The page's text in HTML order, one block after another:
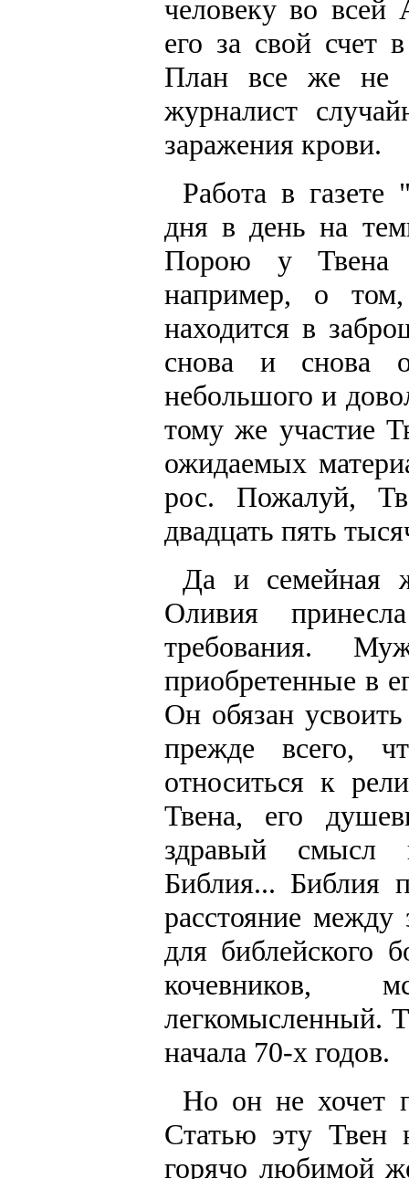
человеку во всей
его за свой
План все же не
журналист
заражения крови.
Работа в газете
дня в день на
Порою у Твена
например, о
находится в
снова и снова
небольшого и
тому же участие
ожидаемых
рос. Пожалуй,
двадцать пять
Да и семейная
Оливия
требования.
приобретенные в
Он обязан
прежде всего,
относиться к
Твена, его
здравый смысл
Библия... Библия
расстояние
для библейского
кочевников,
легкомысленный.
начала 70-х годов.
Но он не хочет
Статью эту Твен
горячо любимой